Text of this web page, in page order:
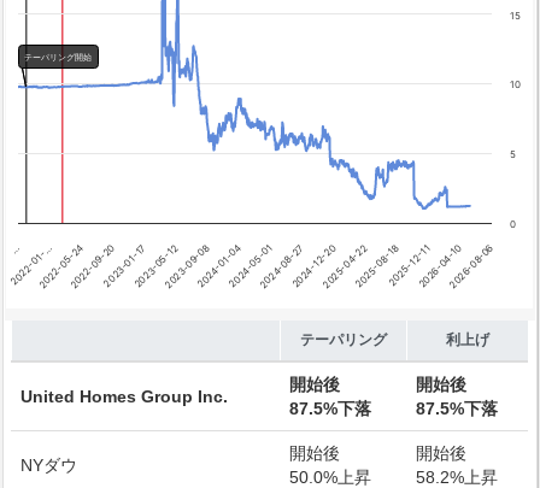
テーパリング開始
…
2022-01-…2022-05-242022-09-202023-01-172023-05-122023-09-082024-01-042024-05-012024-08-272024-12-202025-04-222025-08-182025-12-112026-04-102026-08-06
0
5
10
15
テーパリング 利上げ
United Homes Group Inc.
開始後
87.5%下落
開始後
87.5%下落
NYダウ
開始後
50.0%上昇
開始後
58.2%上昇